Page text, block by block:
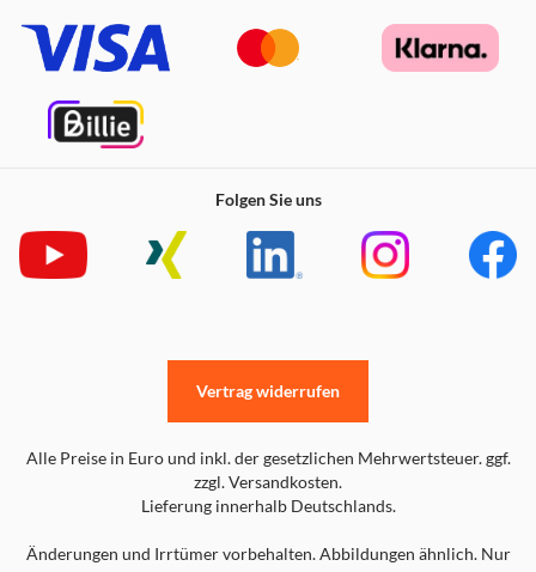
Folgen Sie uns
Alle Preise in Euro und inkl. der gesetzlichen Mehrwertsteuer. ggf.
zzgl. Versandkosten.
Lieferung innerhalb Deutschlands.
Änderungen und Irrtümer vorbehalten. Abbildungen ähnlich. Nur
Vertrag widerrufen